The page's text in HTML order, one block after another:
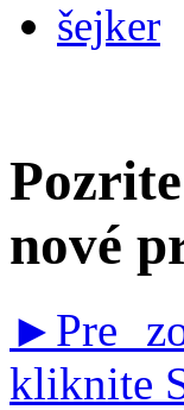
šejker
nové
►Pre
kliknite